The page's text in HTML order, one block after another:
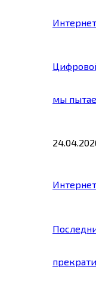
Интернет
мы
Интернет